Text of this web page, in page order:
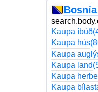
Kaupa íbúð
Kaupa hús
Kaupa
Kaupa land
Kaupa
Kaupa